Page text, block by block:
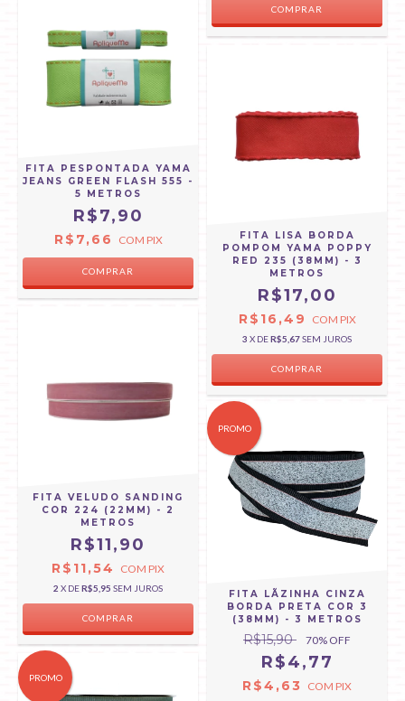
COMPRAR
FITA PESPONTADA YAMA
JEANS GREEN FLASH 555 -
5 METROS
R$7,90
R$7,66 COM PIX
COMPRAR
FITA LISA BORDA
POMPOM YAMA POPPY
RED 235 (38MM) - 3
METROS
R$17,00
R$16,49 COM PIX
3 X DER$5,67SEM JUROS
FITA VELUDO SANDING
COR 224 (22MM) - 2
METROS
R$11,90
R$11,54 COM PIX
2 X DER$5,95 SEM JUROS
PROMO
FITA LÃZINHA CINZA
BORDA PRETA COR 3
(38MM) - 3 METROS
R$15,90 70% OFF
R$4,77
R$4,63 COM PIX
PROMO